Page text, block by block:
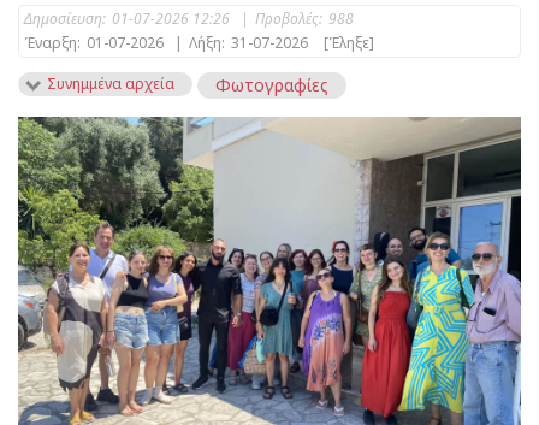
Δημοσίευση: 01-07-2026 12:26 | Προβολές: 988
Έναρξη: 01-07-2026 | Λήξη: 31-07-2026
[Έληξε]
Συνημμένα αρχεία
Φωτογραφίες